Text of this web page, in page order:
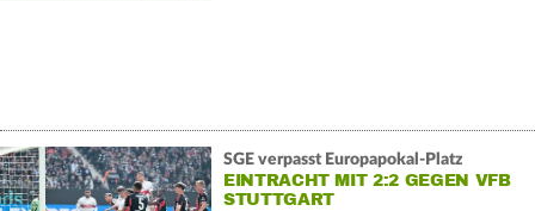
SGE verpasst Europapokal-Platz
EINTRACHT MIT 2:2 GEGEN VFB
STUTTGART